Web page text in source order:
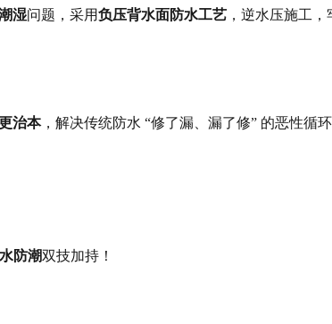
湿问题，采用负压背水面防水工艺 ，逆水压施工
治本，解决传统防水 “修了漏、漏了修” 的恶性循
防潮双技加持！